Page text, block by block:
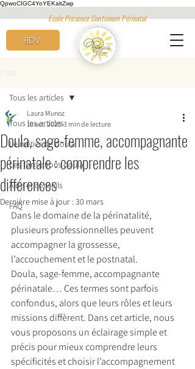
QpwoCIGC4YoYEKaltZwp
Ecole Présence Continnum Périnatal
RDV
Tous les articles
Le métier de doula
Les formations doula
Aide et conseils
FAQ
Tous les articles
Doula, sage-femme, accompagnante
périnatale : comprendre les
différences
Laura Munoz
10 oct. 2025 3 min de lecture
Dernière mise à jour :30 mars
Dans le domaine de la périnatalité,
plusieurs professionnelles peuvent
accompagner la grossesse,
l’accouchement et le postnatal.
Doula, sage-femme, accompagnante
périnatale… Ces termes sont parfois
confondus, alors que leurs rôles et leurs
missions diffèrent. Dans cet article, nous
vous proposons un éclairage simple et
précis pour mieux comprendre leurs
spécificités et choisir l’accompagnement